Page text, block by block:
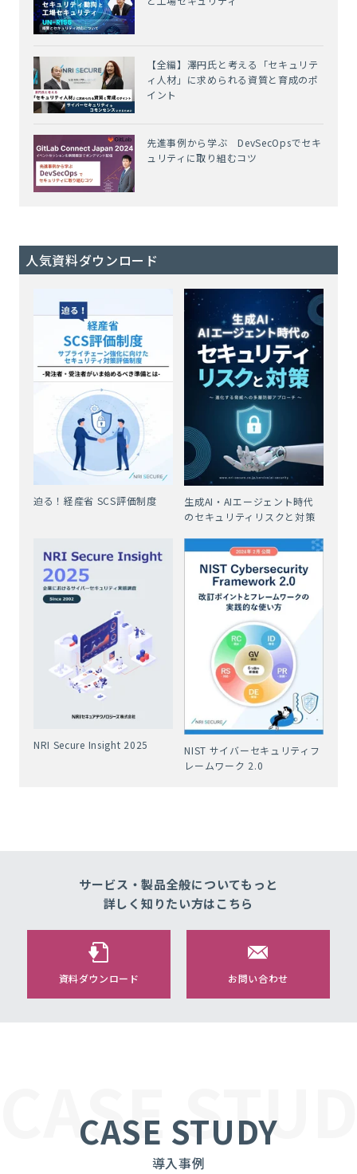
【全編】澤円氏と考える「セキュリテ
ィ人材」に求められる資質と育成のポ
イント
先進事例から学ぶ DevSecOpsでセキ
ュリティに取り組むコツ
人気資料ダウンロード
迫る！経産省 SCS評価制度
生成AI・AIエージェント時代
のセキュリティリスクと対策
NRI Secure Insight 2025
NIST サイバーセキュリティフ
レームワーク 2.0
サービス・製品全般についてもっと
詳しく知りたい方はこちら
資料ダウンロード お問い合わせ
CASE
CASE STUDY
導入事例